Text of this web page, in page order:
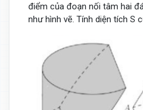
điểm của đoạn nối tâm hai
như hình vẽ. Tính diện tích S